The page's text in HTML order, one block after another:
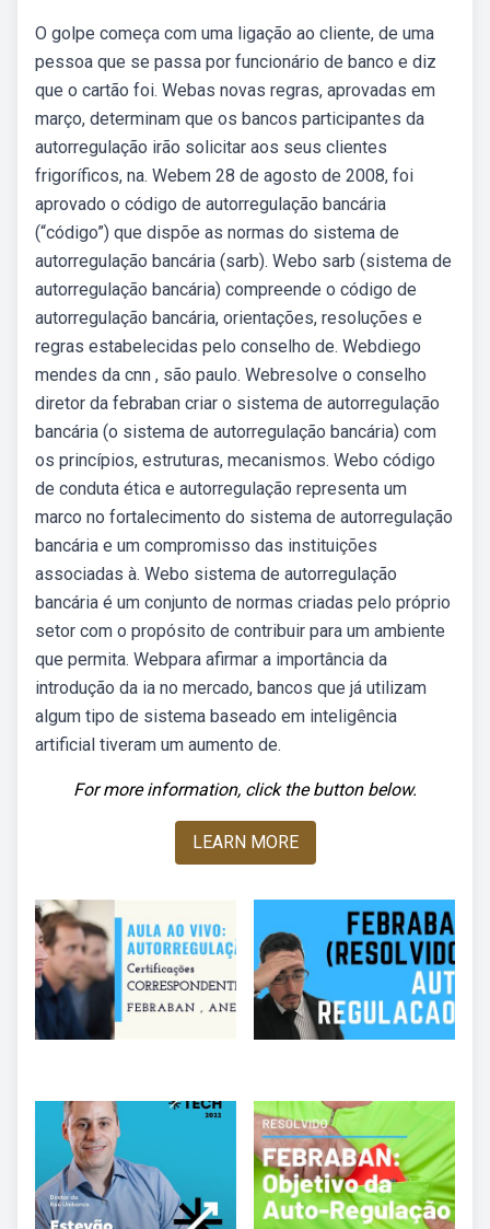
O golpe começa com uma ligação ao cliente, de uma
pessoa que se passa por funcionário de banco e diz
que o cartão foi. Webas novas regras, aprovadas em
março, determinam que os bancos participantes da
autorregulação irão solicitar aos seus clientes
frigoríficos, na. Webem 28 de agosto de 2008, foi
aprovado o código de autorregulação bancária
(“código”) que dispõe as normas do sistema de
autorregulação bancária (sarb). Webo sarb (sistema de
autorregulação bancária) compreende o código de
autorregulação bancária, orientações, resoluções e
regras estabelecidas pelo conselho de. Webdiego
mendes da cnn , são paulo. Webresolve o conselho
diretor da febraban criar o sistema de autorregulação
bancária (o sistema de autorregulação bancária) com
os princípios, estruturas, mecanismos. Webo código
de conduta ética e autorregulação representa um
marco no fortalecimento do sistema de autorregulação
bancária e um compromisso das instituições
associadas à. Webo sistema de autorregulação
bancária é um conjunto de normas criadas pelo próprio
setor com o propósito de contribuir para um ambiente
que permita. Webpara afirmar a importância da
introdução da ia no mercado, bancos que já utilizam
algum tipo de sistema baseado em inteligência
artificial tiveram um aumento de.
For more information, click the button below.
LEARN MORE